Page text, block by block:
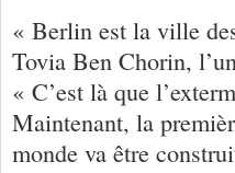
« Berlin est la ville
Tovia Ben Chorin,
« C’est là que
Maintenant, la
monde va être